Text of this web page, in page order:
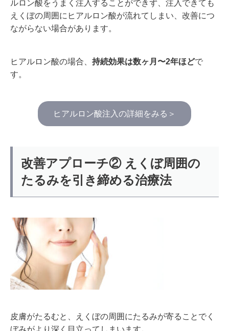
ルロン酸をうまく注入することができず、注入できても
えくぼの周囲にヒアルロン酸が流れてしまい、改善につ
ながらない場合があります。
ヒアルロン酸の場合、 持続効果は数ヶ月〜2年ほどで
す。
ヒアルロン酸注入の詳細をみる＞
改善アプローチ② えくぼ周囲の
たるみを引き締める治療法
皮膚がたるむと、えくぼの周囲にたるみが寄ることでく
ぼみがより深く目立ってしまいます。